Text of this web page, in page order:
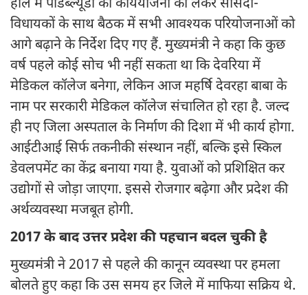
हाल में पीडब्ल्यूडी की कार्ययोजना को लेकर सांसदों-
विधायकों के साथ बैठक में सभी आवश्यक परियोजनाओं को
आगे बढ़ाने के निर्देश दिए गए हैं. मुख्यमंत्री ने कहा कि कुछ
वर्ष पहले कोई सोच भी नहीं सकता था कि देवरिया में
मेडिकल कॉलेज बनेगा, लेकिन आज महर्षि देवरहा बाबा के
नाम पर सरकारी मेडिकल कॉलेज संचालित हो रहा है. जल्द
ही नए जिला अस्पताल के निर्माण की दिशा में भी कार्य होगा.
आईटीआई सिर्फ तकनीकी संस्थान नहीं, बल्कि इसे स्किल
डेवलपमेंट का केंद्र बनाया गया है. युवाओं को प्रशिक्षित कर
उद्योगों से जोड़ा जाएगा. इससे रोजगार बढ़ेगा और प्रदेश की
अर्थव्यवस्था मजबूत होगी.
2017 के बाद उत्तर प्रदेश की पहचान बदल चुकी है
मुख्यमंत्री ने 2017 से पहले की कानून व्यवस्था पर हमला
बोलते हुए कहा कि उस समय हर जिले में माफिया सक्रिय थे.